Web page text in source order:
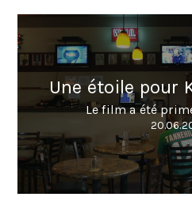
Une étoile pour
Le film a été